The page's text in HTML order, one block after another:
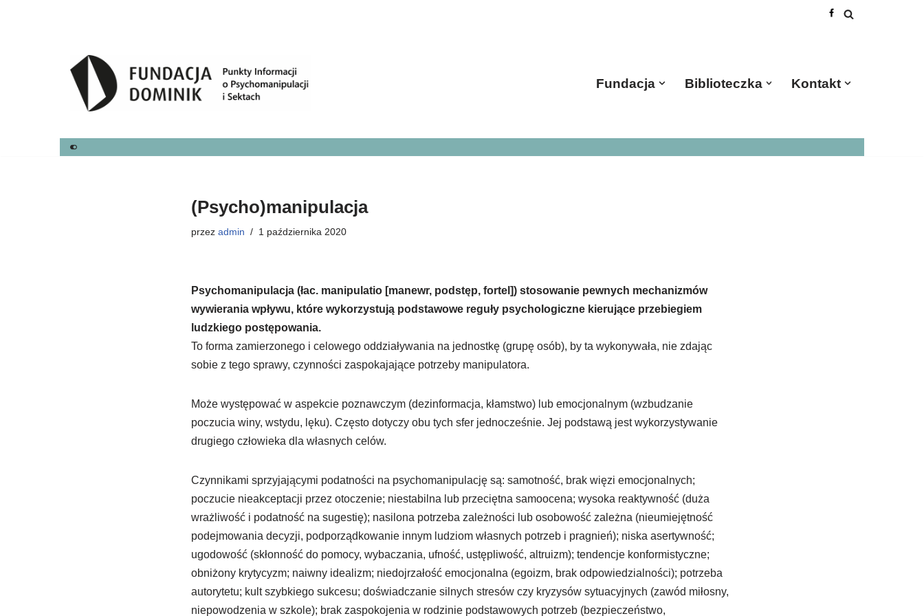
Fundacja Biblioteczka Kontakt
(Psycho)manipulacja
przez admin 1 października 2020
Psychomanipulacja (łac. manipulatio [manewr, podstęp, fortel]) stosowanie pewnych mechanizmów
wywierania wpływu, które wykorzystują podstawowe reguły psychologiczne kierujące przebiegiem
ludzkiego postępowania.
To forma zamierzonego i celowego oddziaływania na jednostkę (grupę osób), by ta wykonywała, nie zdając
sobie z tego sprawy, czynności zaspokajające potrzeby manipulatora.
Może występować w aspekcie poznawczym (dezinformacja, kłamstwo) lub emocjonalnym (wzbudzanie
poczucia winy, wstydu, lęku). Często dotyczy obu tych sfer jednocześnie. Jej podstawą jest wykorzystywanie
drugiego człowieka dla własnych celów.
Czynnikami sprzyjającymi podatności na psychomanipulację są: samotność, brak więzi emocjonalnych;
poczucie nieakceptacji przez otoczenie; niestabilna lub przeciętna samoocena; wysoka reaktywność (duża
wrażliwość i podatność na sugestię); nasilona potrzeba zależności lub osobowość zależna (nieumiejętność
podejmowania decyzji, podporządkowanie innym ludziom własnych potrzeb i pragnień); niska asertywność;
ugodowość (skłonność do pomocy, wybaczania, ufność, ustępliwość, altruizm); tendencje konformistyczne;
obniżony krytycyzm; naiwny idealizm; niedojrzałość emocjonalna (egoizm, brak odpowiedzialności); potrzeba
autorytetu; kult szybkiego sukcesu; doświadczanie silnych stresów czy kryzysów sytuacyjnych (zawód miłosny,
niepowodzenia w szkole); brak zaspokojenia w rodzinie podstawowych potrzeb (bezpieczeństwo,